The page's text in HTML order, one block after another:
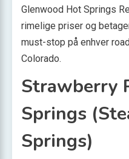
Glenwood Hot Springs
rimelige priser og
must-stop på enhver
Colorado.
Strawberry
Springs
Springs)